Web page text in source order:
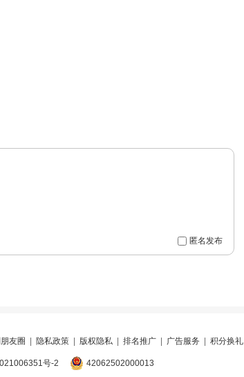
匿名发布
友圈 隐私政策 版权隐私 排名推广 广告服务 积分换礼
号-2 42062502000013